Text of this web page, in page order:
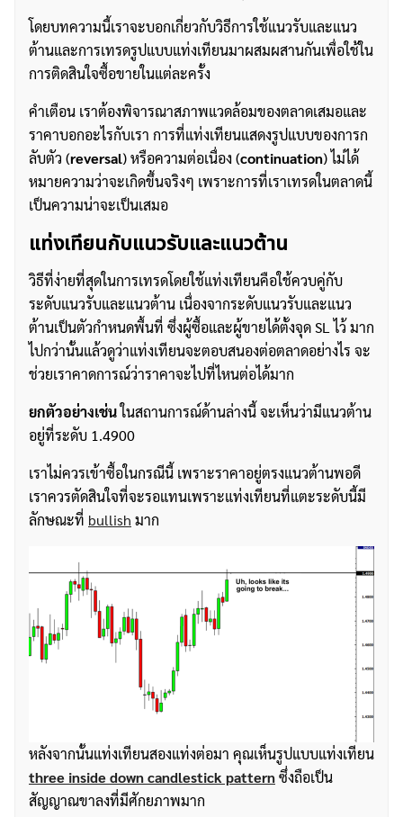
โดยบทความนี้เราจะบอกเกี่ยวกับวิธีการใช้แนวรับและแนว
ต้านและการเทรดรูปแบบแท่งเทียนมาผสมผสานกันเพื่อใช้ใน
การติดสินใจซื้อขายในแต่ละครั้ง
คำเตือน เราต้องพิจารณาสภาพแวดล้อมของตลาดเสมอและ
ราคาบอกอะไรกับเรา การที่แท่งเทียนแสดงรูปแบบของการก
ลับตัว (reversal) หรือความต่อเนื่อง (continuation) ไม่ได้
หมายความว่าจะเกิดขึ้นจริงๆ เพราะการที่เราเทรดในตลาดนี้
เป็นความน่าจะเป็นเสมอ
แท่งเทียนกับแนวรับและแนวต้าน
วิธีที่ง่ายที่สุดในการเทรดโดยใช้แท่งเทียนคือใช้ควบคู่กับ
ระดับแนวรับและแนวต้าน เนื่องจากระดับแนวรับและแนว
ต้านเป็นตัวกำหนดพื้นที่ ซึ่งผู้ซื้อและผู้ขายได้ตั้งจุด SL ไว้ มาก
ไปกว่านั้นแล้วดูว่าแท่งเทียนจะตอบสนองต่อตลาดอย่างไร จะ
ช่วยเราคาดการณ์ว่าราคาจะไปที่ไหนต่อได้มาก
ยกตัวอย่างเช่นในสถานการณ์ด้านล่างนี้ จะเห็นว่ามีแนวต้าน
อยู่ที่ระดับ 1.4900
เราไม่ควรเข้าซื้อในกรณีนี้ เพราะราคาอยู่ตรงแนวต้านพอดี
เราควรตัดสินใจที่จะรอแทนเพราะแท่งเทียนที่แตะระดับนี้มี
ลักษณะที่ bullish มาก
หลังจากนั้นแท่งเทียนสองแท่งต่อมา คุณเห็นรูปแบบแท่งเทียน
three inside down candlestick patternซึ่งถือเป็น
สัญญาณขาลงที่มีศักยภาพมาก